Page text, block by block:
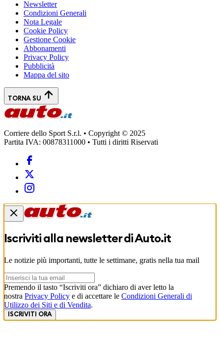
Newsletter
Condizioni Generali
Nota Legale
Cookie Policy
Gestione Cookie
Abbonamenti
Privacy Policy
Pubblicità
Mappa del sito
TORNA SU
Corriere dello Sport S.r.l. • Copyright © 2025
Partita IVA: 00878311000 • Tutti i diritti Riservati
Iscriviti alla newsletter diAuto.it
Le notizie più importanti, tutte le settimane, gratis nella tua mail
Premendo il tasto “Iscriviti ora” dichiaro di aver letto la
nostra Privacy Policy e di accettare le Condizioni Generali di
Utilizzo dei Siti e di Vendita.
ISCRIVITI ORA